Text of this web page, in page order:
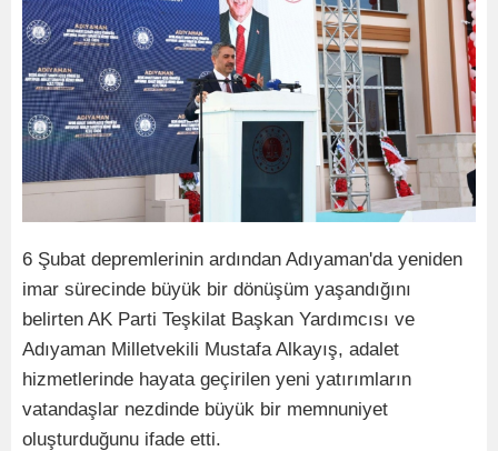
6 Şubat depremlerinin ardından Adıyaman'da yeniden
imar sürecinde büyük bir dönüşüm yaşandığını
belirten AK Parti Teşkilat Başkan Yardımcısı ve
Adıyaman Milletvekili Mustafa Alkayış, adalet
hizmetlerinde hayata geçirilen yeni yatırımların
vatandaşlar nezdinde büyük bir memnuniyet
oluşturduğunu ifade etti.